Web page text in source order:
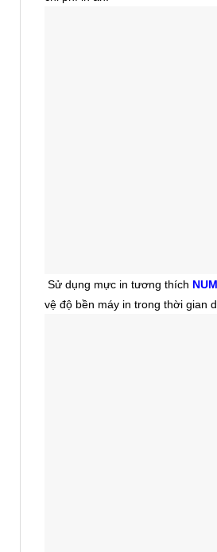
Sử dụng mực in tương thích
vệ độ bền máy in trong thời gian